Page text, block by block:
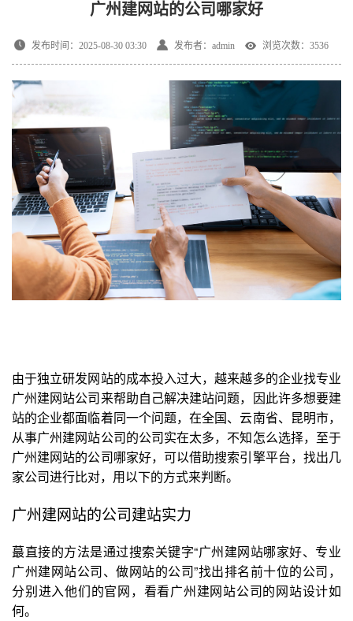
广州建网站的公司哪家好
发布时间：2025-08-30 03:30 发布者：admin 浏览次数：3536
由于独立研发网站的成本投入过大，越来越多的企业找专业
广州建网站公司来帮助自己解决建站问题，因此许多想要建
站的企业都面临着同一个问题，在全国、云南省、昆明市，
从事广州建网站公司的公司实在太多，不知怎么选择，至于
广州建网站的公司哪家好，可以借助搜索引擎平台，找出几
家公司进行比对，用以下的方式来判断。
广州建网站的公司建站实力
蕞直接的方法是通过搜索关键字“广州建网站哪家好、专业
广州建网站公司、做网站的公司”找出排名前十位的公司，
分别进入他们的官网，看看广州建网站公司的网站设计如
何。